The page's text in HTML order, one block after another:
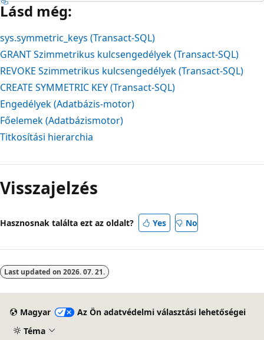
Lásd még:
sys.symmetric_keys (Transact-SQL)
GRANT Szimmetrikus kulcsengedélyek (Transact-SQL)
REVOKE Szimmetrikus kulcsengedélyek (Transact-SQL)
CREATE SYMMETRIC KEY (Transact-SQL)
Engedélyek (Adatbázis-motor)
Főelemek (Adatbázismotor)
Titkosítási hierarchia
Visszajelzés
Hasznosnak találta ezt az oldalt? Yes No
Last updated on 2026. 07. 21.
Magyar
Az Ön adatvédelmi választási lehetőségei
Téma